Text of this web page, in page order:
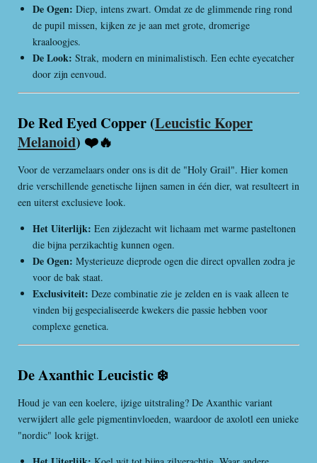
De Ogen: Diep, intens zwart. Omdat ze de glimmende ring rond
de pupil missen, kijken ze je aan met grote, dromerige
kraaloogjes.
De Look: Strak, modern en minimalistisch. Een echte eyecatcher
door zijn eenvoud.
De Red Eyed Copper (Leucistic Koper
Melanoid) ❤️🔥
Voor de verzamelaars onder ons is dit de "Holy Grail". Hier komen
drie verschillende genetische lijnen samen in één dier, wat resulteert in
een uiterst exclusieve look.
Het Uiterlijk: Een zijdezacht wit lichaam met warme pasteltonen
die bijna perzikachtig kunnen ogen.
De Ogen: Mysterieuze dieprode ogen die direct opvallen zodra je
voor de bak staat.
Exclusiviteit: Deze combinatie zie je zelden en is vaak alleen te
vinden bij gespecialiseerde kwekers die passie hebben voor
complexe genetica.
De Axanthic Leucistic ❄️
Houd je van een koelere, ijzige uitstraling? De Axanthic variant
verwijdert alle gele pigmentinvloeden, waardoor de axolotl een unieke
"nordic" look krijgt.